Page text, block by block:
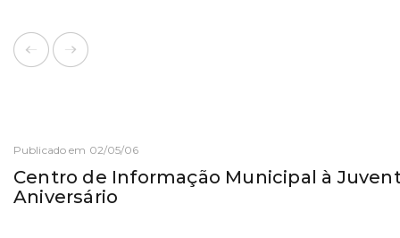
Publicado em 02/05/06
Centro de Informação Municipal à
Aniversário